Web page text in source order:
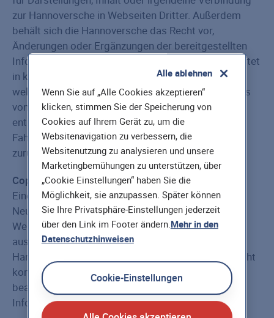
zur Hannoversche in Webseiten Dritter. Außerdem
behält sich die Hannoversche das Recht vor,
Änderungen oder Ergänzungen der bereitgestellten
Informationen vorzunehmen. Die Hannoversche haftet
in keinem Fall für direkten oder indirekten Schaden,
welcher als Folge des Gebrauchs oder Missbrauchs
von Informationen und Material der Webseite
entsteht, soweit dieser Schaden nicht auf grobe
Fahrlässigkeit oder Vorsatz seitens des Anbieters
zurückzuführen ist.
Copyright
Eine andere Nutzung, Reproduktion, Präsentation,
Neuveröffentlichung oder der Vertrieb von dieser
Webseite bedarf, auch auszugsweise, der
ausdrücklichen vorherigen Zustimmung der
Hannoverschen. Ausgenommen ist eine private, nicht
kommerzielle Nutzung, sofern die Urheberrechte
beachtet werden, die Quelle genannt wird und die
Informationen nicht gekürzt oder geändert werden.
Wenn Sie auf „Alle Cookies akzeptieren“
klicken, stimmen Sie der Speicherung von
Cookies auf Ihrem Gerät zu, um die
Websitenavigation zu verbessern, die
Websitenutzung zu analysieren und unsere
Marketingbemühungen zu unterstützen, über
„Cookie Einstellungen“ haben Sie die
Möglichkeit, sie anzupassen. Später können
Sie Ihre Privatsphäre-Einstellungen jederzeit
über den Link im Footer ändern.Mehr in den
Datenschutzhinweisen
Cookie-Einstellungen
Alle ablehnen